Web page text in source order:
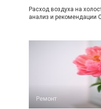
Расход воздуха на
анализ и рекомендации
Ремонт